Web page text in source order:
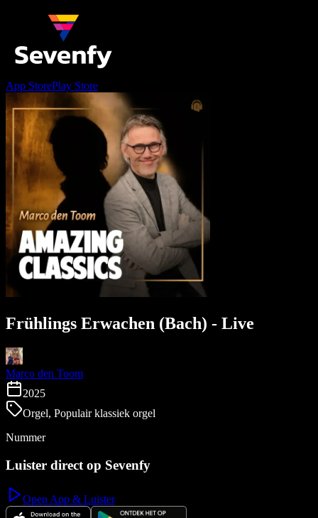
App StorePlay Store
Frühlings Erwachen (Bach) - Live
Marco den Toom
2025
Orgel, Populair klassiek orgel
Nummer
Luister direct op Sevenfy
Open App & Luister